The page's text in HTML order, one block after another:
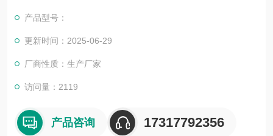
系，共同努力合作共赢。
产品型号：
更新时间：2025-06-29
厂商性质：生产厂家
访问量：2119
产品咨询 17317792356